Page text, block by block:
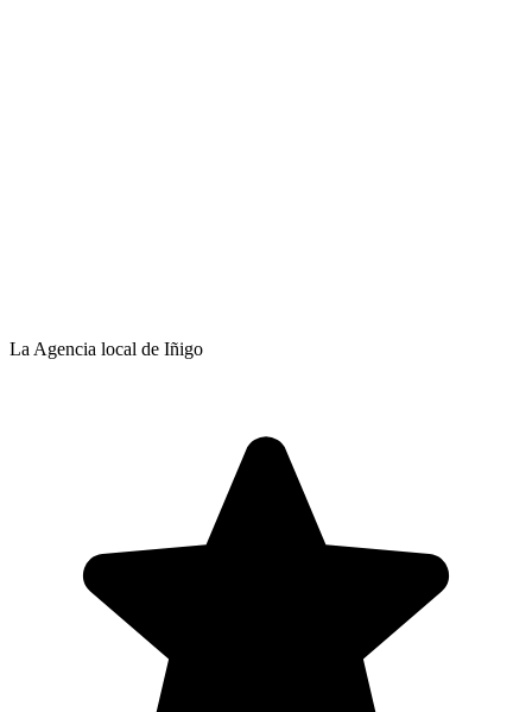
La Agencia local de Iñigo